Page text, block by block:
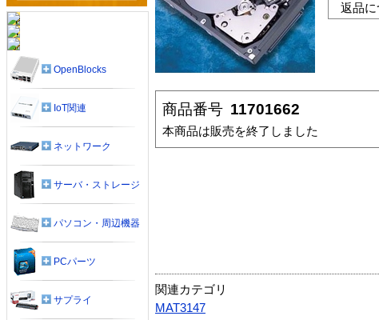
返品に
商品番号 11701662
本商品は販売を終了しました
関連カテゴリ
MAT3147
OpenBlocks
IoT関連
ネットワーク
サーバ・ストレージ
パソコン・周辺機器
PCパーツ
サプライ